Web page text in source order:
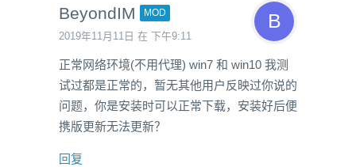
BeyondIM MOD
2019年11月11日 在 下午9:11
正常网络环境(不用代理) win7 和 win10 我测
试过都是正常的，暂无其他用户反映过你说的
问题，你是安装时可以正常下载，安装好后便
携版更新无法更新？
回复